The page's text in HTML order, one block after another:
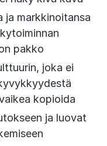
ja markkinoitansa
pakko
joka ei
kopioida
ja luovat